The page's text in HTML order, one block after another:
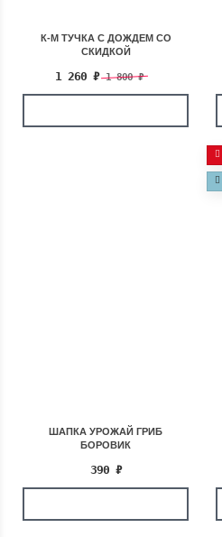
К-М ТУЧКА С ДОЖДЕМ СО
СКИДКОЙ
1 260 ₽ 1 800₽
ШАПКА УРОЖАЙ ГРИБ
БОРОВИК
390 ₽